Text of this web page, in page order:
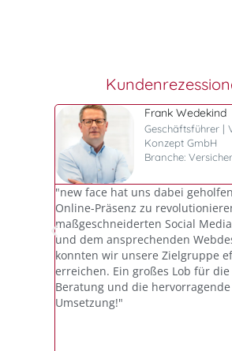
Frank Wedekind
Geschäftsführer |
Konzept GmbH
Branche:
"new face hat uns dabei
Online-Präsenz zu
maßgeschneiderten Social
und dem ansprechenden
konnten wir unsere Zielgruppe
erreichen. Ein großes Lob für
Beratung und die hervorragende
Umsetzung!"